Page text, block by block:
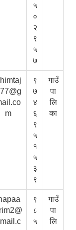
५
०
२
९
५
७
m
९
७
४
६
९
५
१
५
३
९
गाउँ
पा
लि
का
९
८
५
गाउँ
पा
लि